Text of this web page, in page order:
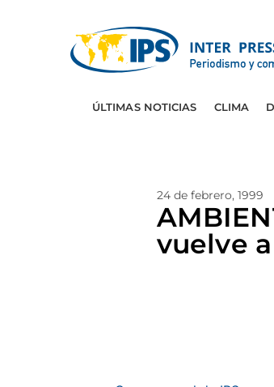
ÚLTIMAS NOTICIAS CLIMA
24 de febrero, 1999
vuelve